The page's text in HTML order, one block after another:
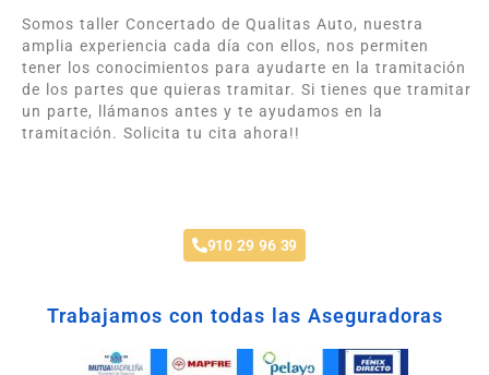
Somos taller Concertado de Qualitas Auto, nuestra
amplia experiencia cada día con ellos, nos permiten
tener los conocimientos para ayudarte en la tramitación
de los partes que quieras tramitar. Si tienes que tramitar
un parte, llámanos antes y te ayudamos en la
tramitación. Solicita tu cita ahora!!
910 29 96 39
Trabajamos con todas las Aseguradoras